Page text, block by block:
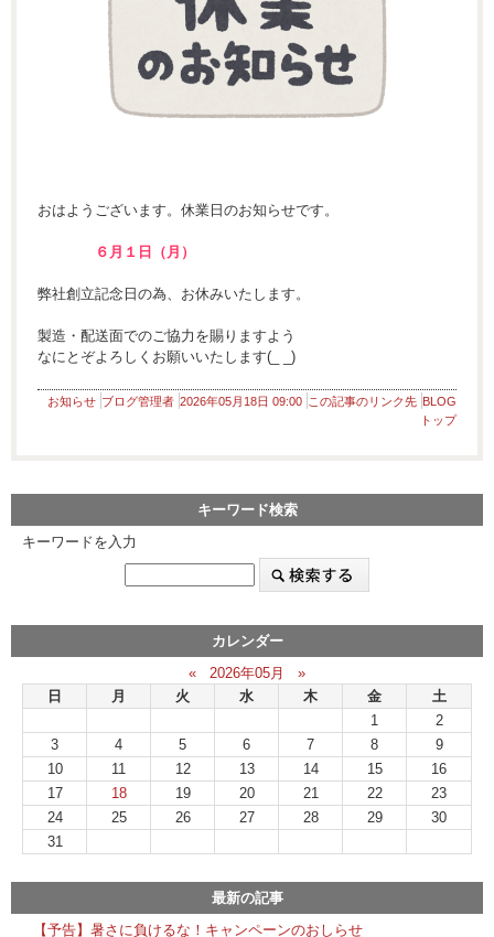
おはようございます。休業日のお知らせです。
６月１日（月）
弊社創立記念日の為、お休みいたします。
製造・配送面でのご協力を賜りますよう
なにとぞよろしくお願いいたします(_ _)
お知らせ ブログ管理者 2026年05月18日 09:00 この記事のリンク先 BLOG
トップ
キーワード検索
キーワードを入力
カレンダー
«
2026年05月
»
日
月 火 水 木 金
土
1
2
3
4 5 6 7 8
9
10
11 12 13 14 15
16
17
18 19 20 21 22
23
24
25 26 27 28 29
30
31
最新の記事
【予告】暑さに負けるな！キャンペーンのおしらせ